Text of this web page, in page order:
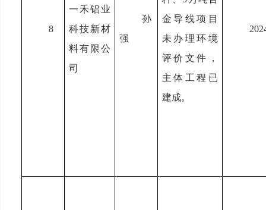
8
一禾铝业
科技新材
料有限公
司
孙
强
金导线项目
未办理环境
评价文件，
主体工程已
建成。